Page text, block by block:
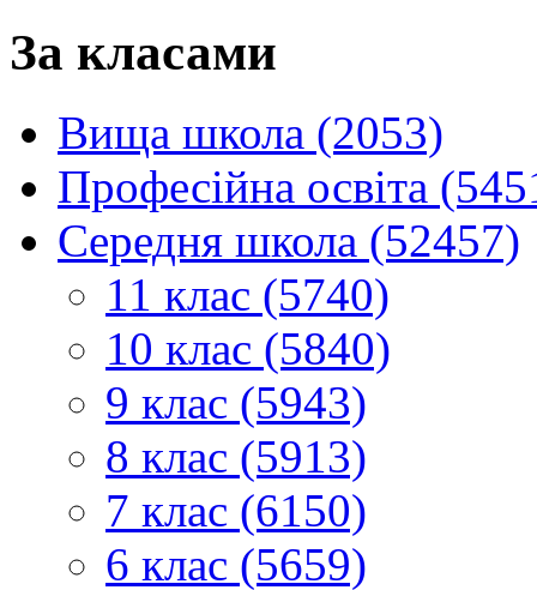
За класами
Вища школа (2053)
Професійна освіта
Середня школа (52457)
11 клас (5740)
10 клас (5840)
9 клас (5943)
8 клас (5913)
7 клас (6150)
6 клас (5659)